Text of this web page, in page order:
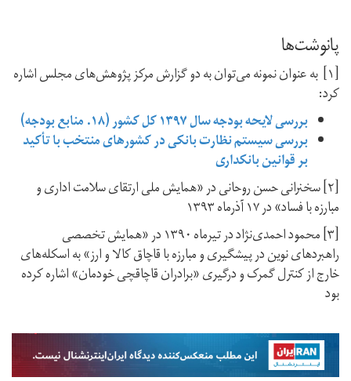
پانوشت‌ها
[۱] به عنوان نمونه می‌توان به دو گزارش مرکز پژوهش‌های مجلس اشاره
کرد:
بررسی لایحه بودجه سال ۱۳۹۷ کل کشور (۱۸. منابع بودجه)
بررسی سیستم نظارت بانکی در کشورهای منتخب با تأکید
بر قوانین بانکداری
[۲] سخنرانی حسن روحانی در «همایش ملی ارتقای سلامت اداری و
مبارزه با فساد» در ۱۷ آذرماه ۱۳۹۳
[۳] محمود احمدی‌نژاد در تیرماه ۱۳۹۰ در «همایش تخصصی
راهبردهای نوین در پیشگیری و مبارزه با قاچاق کالا و ارز» به اسکله‌های
خارج از کنترل گمرک و درگیری «برادران قاچاقچی خودمان» اشاره کرده
بود